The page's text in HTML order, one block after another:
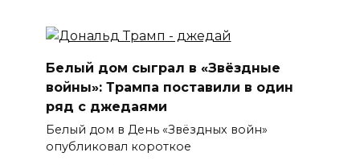
Белый дом сыграл в «Звёздные
войны»: Трампа поставили в один
ряд с джедаями
Белый дом в День «Звёздных войн»
опубликовал короткое